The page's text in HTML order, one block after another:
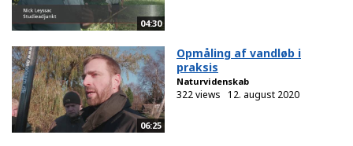
04:30
06:25
Opmåling af vandløb i
praksis
Naturvidenskab
322 views 12. august 2020